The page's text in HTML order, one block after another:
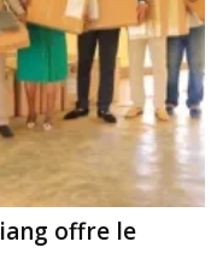
offre le